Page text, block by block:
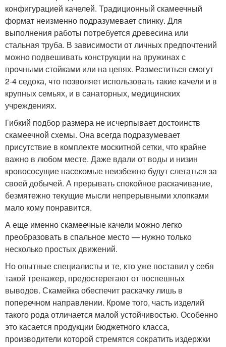
конфигурацией качелей. Традиционный скамеечный
формат неизменно подразумевает спинку. Для
выполнения работы потребуется древесина или
стальная труба. В зависимости от личных предпочтений
можно подвешивать конструкции на пружинах с
прочными стойками или на цепях. Разместиться смогут
2-4 седока, что позволяет использовать такие качели и в
крупных семьях, и в санаторных, медицинских
учреждениях.
Гибкий подбор размера не исчерпывает достоинств
скамеечной схемы. Она всегда подразумевает
присутствие в комплекте москитной сетки, что крайне
важно в любом месте. Даже вдали от воды и низин
кровососущие насекомые неизбежно будут слетаться за
своей добычей. А прерывать спокойное раскачивание,
безмятежно текущие мысли непрерывными хлопками
мало кому понравится.
А еще именно скамеечные качели можно легко
преобразовать в спальное место — нужно только
несколько простых движений.
Но опытные специалисты и те, кто уже поставил у себя
такой тренажер, предостерегают от поспешных
выводов. Скамейка обеспечит раскачку лишь в
поперечном направлении. Кроме того, часть изделий
такого рода отличается малой устойчивостью. Особенно
это касается продукции бюджетного класса,
производители которой стремятся сократить издержки